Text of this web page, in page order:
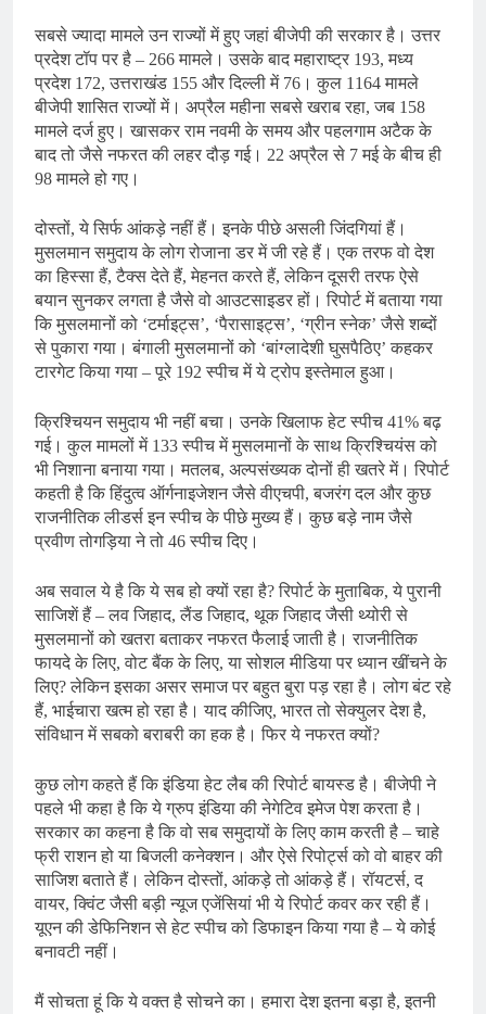
सबसे ज्यादा मामले उन राज्यों में हुए जहां बीजेपी की सरकार है। उत्तर
प्रदेश टॉप पर है – 266 मामले। उसके बाद महाराष्ट्र 193, मध्य
प्रदेश 172, उत्तराखंड 155 और दिल्ली में 76। कुल 1164 मामले
बीजेपी शासित राज्यों में। अप्रैल महीना सबसे खराब रहा, जब 158
मामले दर्ज हुए। खासकर राम नवमी के समय और पहलगाम अटैक के
बाद तो जैसे नफरत की लहर दौड़ गई। 22 अप्रैल से 7 मई के बीच ही
98 मामले हो गए।
दोस्तों, ये सिर्फ आंकड़े नहीं हैं। इनके पीछे असली जिंदगियां हैं।
मुसलमान समुदाय के लोग रोजाना डर में जी रहे हैं। एक तरफ वो देश
का हिस्सा हैं, टैक्स देते हैं, मेहनत करते हैं, लेकिन दूसरी तरफ ऐसे
बयान सुनकर लगता है जैसे वो आउटसाइडर हों। रिपोर्ट में बताया गया
कि मुसलमानों को ‘टर्माइट्स’, ‘पैरासाइट्स’, ‘ग्रीन स्नेक’ जैसे शब्दों
से पुकारा गया। बंगाली मुसलमानों को ‘बांग्लादेशी घुसपैठिए’ कहकर
टारगेट किया गया – पूरे 192 स्पीच में ये ट्रोप इस्तेमाल हुआ।
क्रिश्चियन समुदाय भी नहीं बचा। उनके खिलाफ हेट स्पीच 41% बढ़
गई। कुल मामलों में 133 स्पीच में मुसलमानों के साथ क्रिश्चियंस को
भी निशाना बनाया गया। मतलब, अल्पसंख्यक दोनों ही खतरे में। रिपोर्ट
कहती है कि हिंदुत्व ऑर्गनाइजेशन जैसे वीएचपी, बजरंग दल और कुछ
राजनीतिक लीडर्स इन स्पीच के पीछे मुख्य हैं। कुछ बड़े नाम जैसे
प्रवीण तोगड़िया ने तो 46 स्पीच दिए।
अब सवाल ये है कि ये सब हो क्यों रहा है? रिपोर्ट के मुताबिक, ये पुरानी
साजिशें हैं – लव जिहाद, लैंड जिहाद, थूक जिहाद जैसी थ्योरी से
मुसलमानों को खतरा बताकर नफरत फैलाई जाती है। राजनीतिक
फायदे के लिए, वोट बैंक के लिए, या सोशल मीडिया पर ध्यान खींचने के
लिए? लेकिन इसका असर समाज पर बहुत बुरा पड़ रहा है। लोग बंट रहे
हैं, भाईचारा खत्म हो रहा है। याद कीजिए, भारत तो सेक्युलर देश है,
संविधान में सबको बराबरी का हक है। फिर ये नफरत क्यों?
कुछ लोग कहते हैं कि इंडिया हेट लैब की रिपोर्ट बायस्ड है। बीजेपी ने
पहले भी कहा है कि ये ग्रुप इंडिया की नेगेटिव इमेज पेश करता है।
सरकार का कहना है कि वो सब समुदायों के लिए काम करती है – चाहे
फ्री राशन हो या बिजली कनेक्शन। और ऐसे रिपोर्ट्स को वो बाहर की
साजिश बताते हैं। लेकिन दोस्तों, आंकड़े तो आंकड़े हैं। रॉयटर्स, द
वायर, क्विंट जैसी बड़ी न्यूज एजेंसियां भी ये रिपोर्ट कवर कर रही हैं।
यूएन की डेफिनिशन से हेट स्पीच को डिफाइन किया गया है – ये कोई
बनावटी नहीं।
मैं सोचता हूं कि ये वक्त है सोचने का। हमारा देश इतना बड़ा है, इतनी